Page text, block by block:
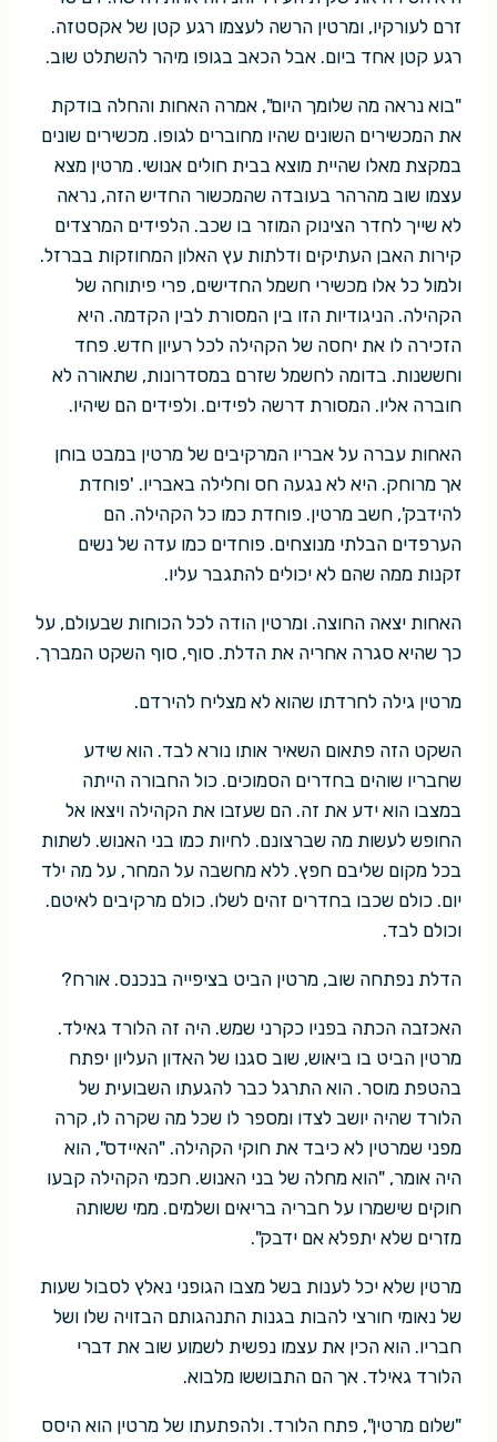
זרם לעורקיו, ומרטין הרשה לעצמו רגע קטן של אקסטזה.
רגע קטן אחד ביום. אבל הכאב בגופו מיהר להשתלט שוב.
"בוא נראה מה שלומך היום", אמרה האחות והחלה בודקת
את המכשירים השונים שהיו מחוברים לגופו. מכשירים שונים
במקצת מאלו שהיית מוצא בבית חולים אנושי. מרטין מצא
עצמו שוב מהרהר בעובדה שהמכשור החדיש הזה, נראה
לא שייך לחדר הצינוק המוזר בו שכב. הלפידים המרצדים
קירות האבן העתיקים ודלתות עץ האלון המחוזקות בברזל.
ולמול כל אלו מכשירי חשמל החדישים, פרי פיתוחה של
הקהילה. הניגודיות הזו בין המסורת לבין הקדמה. היא
הזכירה לו את יחסה של הקהילה לכל רעיון חדש. פחד
וחששנות. בדומה לחשמל שזרם במסדרונות, שתאורה לא
חוברה אליו. המסורת דרשה לפידים. ולפידים הם שיהיו.
האחות עברה על אבריו המרקיבים של מרטין במבט בוחן
אך מרוחק. היא לא נגעה חס וחלילה באבריו. 'פוחדת
להידבק', חשב מרטין. פוחדת כמו כל הקהילה. הם
הערפדים הבלתי מנוצחים. פוחדים כמו עדה של נשים
זקנות ממה שהם לא יכולים להתגבר עליו.
האחות יצאה החוצה. ומרטין הודה לכל הכוחות שבעולם, על
כך שהיא סגרה אחריה את הדלת. סוף, סוף השקט המברך.
מרטין גילה לחרדתו שהוא לא מצליח להירדם.
השקט הזה פתאום השאיר אותו נורא לבד. הוא שידע
שחבריו שוהים בחדרים הסמוכים. כול החבורה הייתה
במצבו הוא ידע את זה. הם שעזבו את הקהילה ויצאו אל
החופש לעשות מה שברצונם. לחיות כמו בני האנוש. לשתות
בכל מקום שליבם חפץ. ללא מחשבה על המחר, על מה ילד
יום. כולם שכבו בחדרים זהים לשלו. כולם מרקיבים לאיטם.
וכולם לבד.
הדלת נפתחה שוב, מרטין הביט בציפייה בנכנס. אורח?
האכזבה הכתה בפניו כקרני שמש. היה זה הלורד גאילד.
מרטין הביט בו ביאוש, שוב סגנו של האדון העליון יפתח
בהטפת מוסר. הוא התרגל כבר להגעתו השבועית של
הלורד שהיה יושב לצדו ומספר לו שכל מה שקרה לו, קרה
מפני שמרטין לא כיבד את חוקי הקהילה. "האיידס", הוא
היה אומר, "הוא מחלה של בני האנוש. חכמי הקהילה קבעו
חוקים שישמרו על חבריה בריאים ושלמים. ממי ששותה
מזרים שלא יתפלא אם ידבק".
מרטין שלא יכל לענות בשל מצבו הגופני נאלץ לסבול שעות
של נאומי חורצי להבות בגנות התנהגותם הבזויה שלו ושל
חבריו. הוא הכין את עצמו נפשית לשמוע שוב את דברי
הלורד גאילד. אך הם התבוששו מלבוא.
"שלום מרטין", פתח הלורד. ולהפתעתו של מרטין הוא היסס